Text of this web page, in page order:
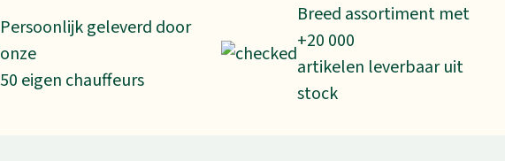
Persoonlijk geleverd door
onze
50 eigen chauffeurs
Breed assortiment met
+20 000
artikelen leverbaar uit
stock